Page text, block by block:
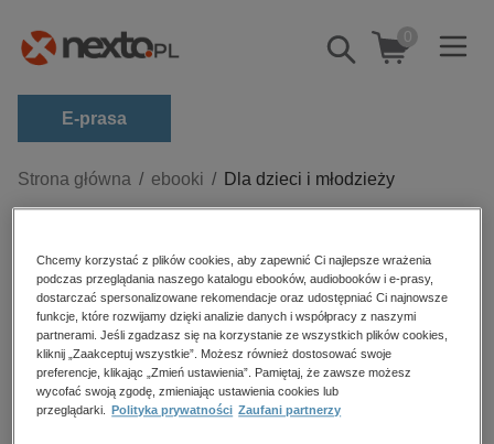
Pokaż/schowaj
wyszukiwarkę
0
E-prasa
Kategorie
Zobacz wszystkie E-prasa
budownictwo, aranżacja wnętrz
biznesowe, branżowe, gospodarka
darmowe wydania
dzienniki
edukacja
Strona główna ebooki Dla dzieci i młodzieży
Dla dzieci i młodzieży – ebooki
Sortowanie Filtrowanie
Brak produktów.
Chcemy korzystać z plików cookies, aby zapewnić Ci najlepsze wrażenia
podczas przeglądania naszego katalogu ebooków, audiobooków i e-prasy,
dostarczać spersonalizowane rekomendacje oraz udostępniać Ci najnowsze
funkcje, które rozwijamy dzięki analizie danych i współpracy z naszymi
partnerami. Jeśli zgadzasz się na korzystanie ze wszystkich plików cookies,
kliknij „Zaakceptuj wszystkie”. Możesz również dostosować swoje
preferencje, klikając „Zmień ustawienia”. Pamiętaj, że zawsze możesz
wycofać swoją zgodę, zmieniając ustawienia cookies lub
przeglądarki.
Polityka prywatności Zaufani partnerzy